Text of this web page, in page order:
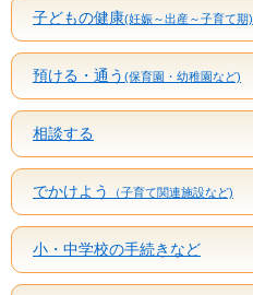
子どもの健康(妊娠～出産～子育て期)
預ける・通う (保育園・幼稚園など)
相談する
でかけよう （子育て関連施設など)
小・中学校の手続きなど